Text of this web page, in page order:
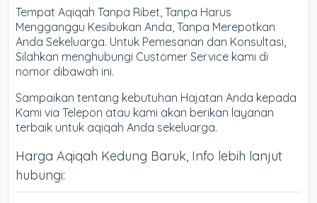
Tempat Aqiqah Tanpa Ribet, Tanpa Harus
Mengganggu Kesibukan Anda, Tanpa Merepotkan
Anda Sekeluarga. Untuk Pemesanan dan Konsultasi,
Silahkan menghubungi Customer Service kami di
nomor dibawah ini.
Sampaikan tentang kebutuhan Hajatan Anda kepada
Kami via Telepon atau kami akan berikan layanan
terbaik untuk aqiqah Anda sekeluarga.
Harga Aqiqah Kedung Baruk, Info lebih lanjut
hubungi: